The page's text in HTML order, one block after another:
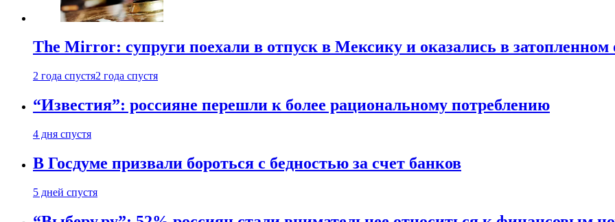
The Mirror: супруги поехали в отпуск в Мексику и оказались в затопленном
2 года спустя2 года спустя
“Известия”: россияне перешли к более рациональному потреблению
4 дня спустя
В Госдуме призвали бороться с бедностью за счет банков
5 дней спустя